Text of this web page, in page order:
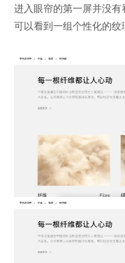
进入眼帘的第一屏并没
可以看到一组个性化的纹